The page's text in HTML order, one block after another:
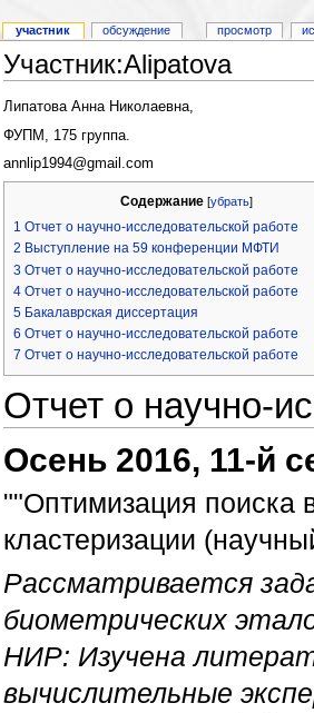
Участник:Alipatova
Липатова Анна Николаевна,
ФУПМ, 175 группа.
annlip1994@gmail.com
Содержание [убрать]
1 Отчет о научно-исследовательской работе
2 Выступление на 59 конференции МФТИ
3 Отчет о научно-исследовательской работе
4 Отчет о научно-исследовательской работе
5 Бакалаврская диссертация
6 Отчет о научно-исследовательской работе
7 Отчет о научно-исследовательской работе
Отчет о научно-
Осень 2016, 11-й
""Оптимизация поиска
кластеризации
Рассматривается
биометрических
НИР: Изучена
вычислительные
участник обсуждение просмотр